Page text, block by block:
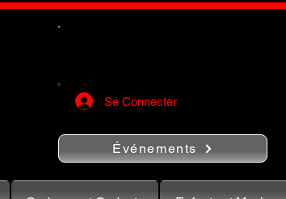
Se Connecter
Événements